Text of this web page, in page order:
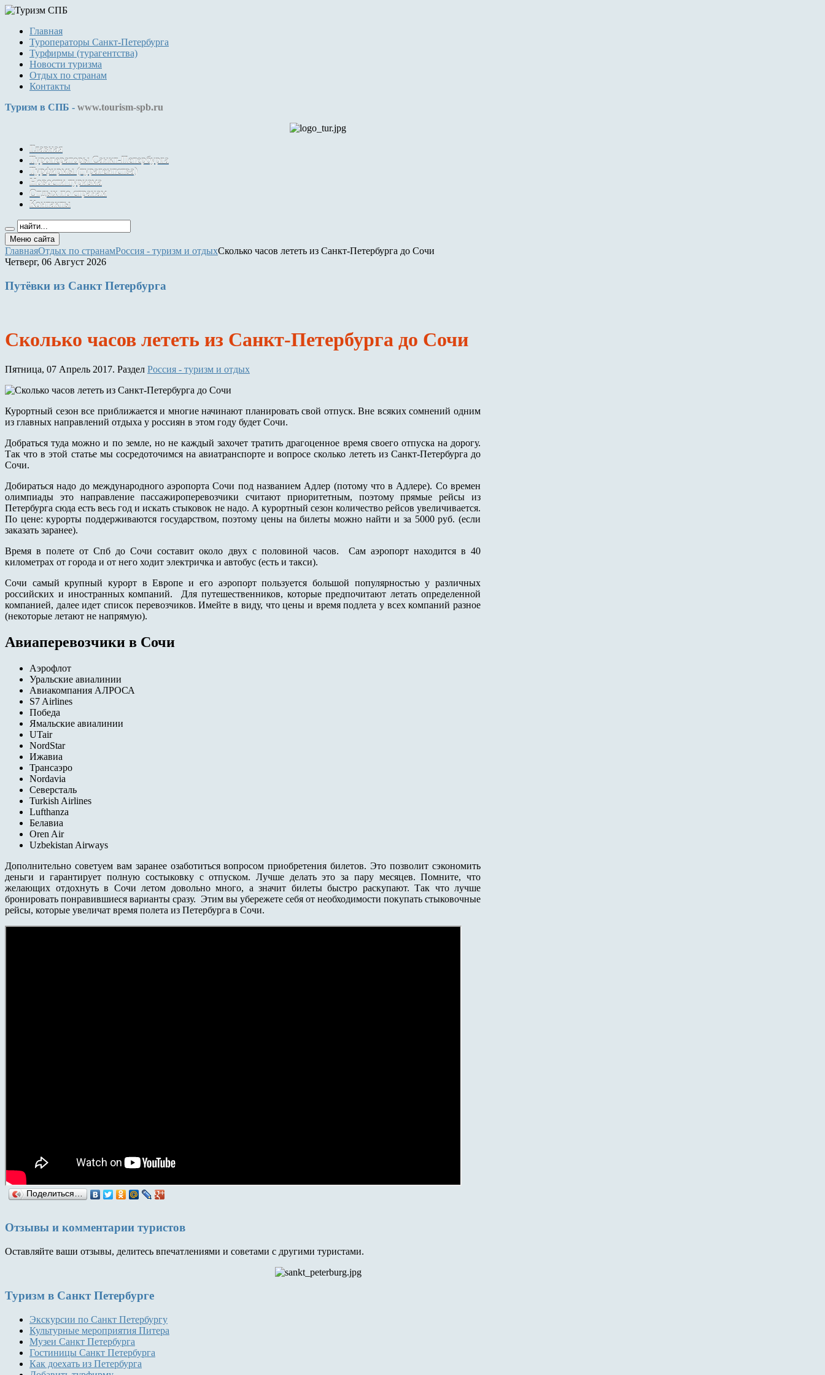
Главная
Туроператоры Санкт-Петербурга
Турфирмы (турагентства)
Новости туризма
Отдых по странам
Контакты
Туризм в СПБ - www.tourism-spb.ru
Главная
Туроператоры Санкт-Петербурга
Турфирмы (турагентства)
Новости туризма
Отдых по странам
Контакты
Меню сайта
ГлавнаяОтдых по странамРоссия - туризм и отдыхСколько часов лететь из Санкт-Петербурга до Сочи
Четверг, 06 Август 2026
Путёвки из Санкт Петербурга
Сколько часов лететь из Санкт-Петербурга до Сочи
Пятница, 07 Апрель 2017. Раздел Россия - туризм и отдых
Курортный сезон все приближается и многие начинают планировать свой отпуск. Вне всяких сомнений одним
из главных направлений отдыха у россиян в этом году будет Сочи.
Добраться туда можно и по земле, но не каждый захочет тратить драгоценное время своего отпуска на дорогу.
Так что в этой статье мы сосредоточимся на авиатранспорте и вопросе сколько лететь из Санкт-Петербурга до
Сочи.
Добираться надо до международного аэропорта Сочи под названием Адлер (потому что в Адлере). Со времен
олимпиады это направление пассажироперевозчики считают приоритетным, поэтому прямые рейсы из
Петербурга сюда есть весь год и искать стыковок не надо. А курортный сезон количество рейсов увеличивается.
По цене: курорты поддерживаются государством, поэтому цены на билеты можно найти и за 5000 руб. (если
заказать заранее).
Время в полете от Спб до Сочи составит около двух с половиной часов. Сам аэропорт находится в 40
километрах от города и от него ходит электричка и автобус (есть и такси).
Сочи самый крупный курорт в Европе и его аэропорт пользуется большой популярностью у различных
российских и иностранных компаний. Для путешественников, которые предпочитают летать определенной
компанией, далее идет список перевозчиков. Имейте в виду, что цены и время подлета у всех компаний разное
(некоторые летают не напрямую).
Авиаперевозчики в Сочи
Аэрофлот
Уральские авиалинии
Авиакомпания АЛРОСА
S7 Airlines
Победа
Ямальские авиалинии
UTair
NordStar
Ижавиа
Трансаэро
Nordavia
Северсталь
Turkish Airlines
Lufthanza
Белавиа
Oren Air
Uzbekistan Airways
Дополнительно советуем вам заранее озаботиться вопросом приобретения билетов. Это позволит сэкономить
деньги и гарантирует полную состыковку с отпуском. Лучше делать это за пару месяцев. Помните, что
желающих отдохнуть в Сочи летом довольно много, а значит билеты быстро раскупают. Так что лучше
бронировать понравившиеся варианты сразу. Этим вы убережете себя от необходимости покупать стыковочные
рейсы, которые увеличат время полета из Петербурга в Сочи.
Поделиться…
Отзывы и комментарии туристов
Оставляйте ваши отзывы, делитесь впечатлениями и советами с другими туристами.
Туризм в Санкт Петербурге
Экскурсии по Санкт Петербургу
Культурные мероприятия Питера
Музеи Санкт Петербурга
Гостиницы Санкт Петербурга
Как доехать из Петербурга